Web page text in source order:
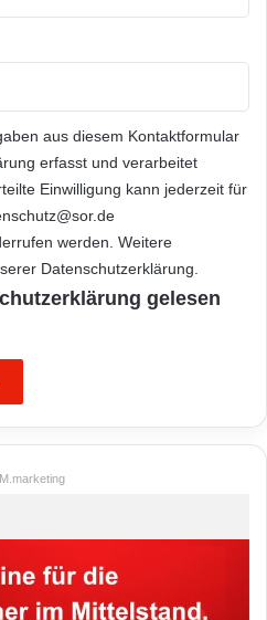
aus diesem Kontaktformular
erfasst und verarbeitet
Einwilligung kann jederzeit für
werden. Weitere
Datenschutzerklärung
gelesen